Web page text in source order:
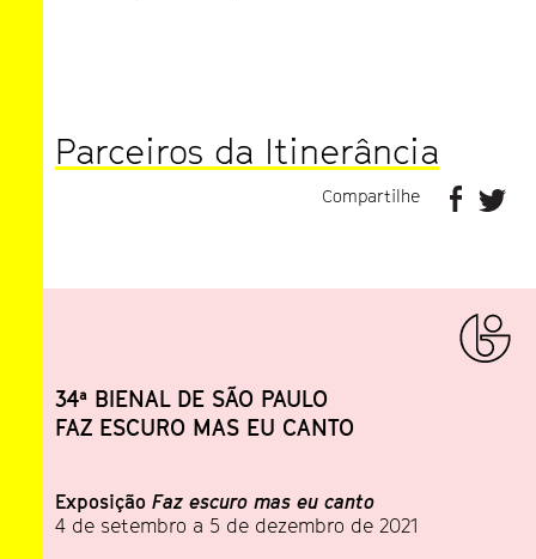
Parceiros da Itinerância
Compartilhe
34ª BIENAL DE SÃO PAULO
FAZ ESCURO MAS EU CANTO
Exposição Faz escuro mas eu canto
4 de setembro a 5 de dezembro de 2021